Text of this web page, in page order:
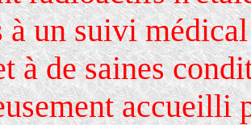
à un suivi
à de saines
accueilli